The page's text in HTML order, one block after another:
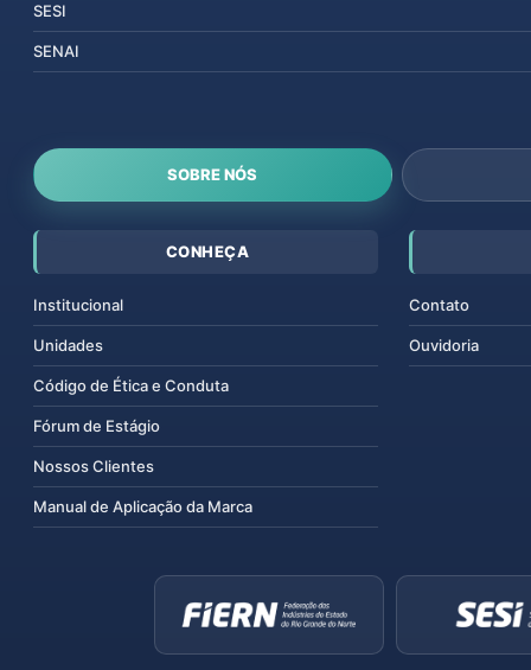
SESI
SENAI
SOBRE NÓS
CONHEÇA
Institucional
Unidades
Código de Ética e Conduta
Fórum de Estágio
Nossos Clientes
Manual de Aplicação da Marca
Contato
Ouvidoria